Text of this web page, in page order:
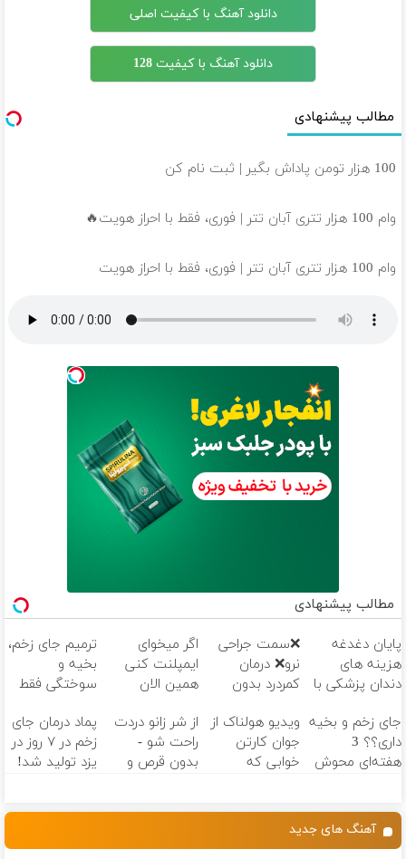
دانلود آهنگ با کیفیت اصلی
دانلود آهنگ با کیفیت 128
مطالب پیشنهادی
100 هزار تومن پاداش بگیر | ثبت نام کن
وام 100 هزار تتری آبان تتر | فوری، فقط با احراز هویت🔥
وام 100 هزار تتری آبان تتر | فوری، فقط با احراز هویت
مطالب پیشنهادی
پایان دغدغه
هزینه های
دندان پزشکی با
کننده خانگی
❌سمت جراحی
نرو❌ درمان
کمردرد بدون
اگر میخوای
ایمپلنت کنی
همین الان
۲۵ میلیون
تومان!!!
ترمیم جای زخم،
بخیه و
سوختگی فقط
جای زخم و بخیه
داری؟؟ 3
هفته‌ای محوش
ویدیو هولناک از
جوان کارتن
خوابی که
از شر زانو دردت
راحت شو -
بدون قرص و
پماد درمان جای
زخم در ۷ روز در
یزد تولید شد!
آهنگ های جدید